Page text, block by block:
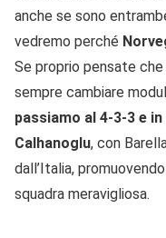
anche se sono
vedremo perché
Se proprio pensate
sempre cambiare
passiamo al 4-3-3 e
Calhanoglu, con
dall’Italia, promuovendo
squadra meravigliosa.